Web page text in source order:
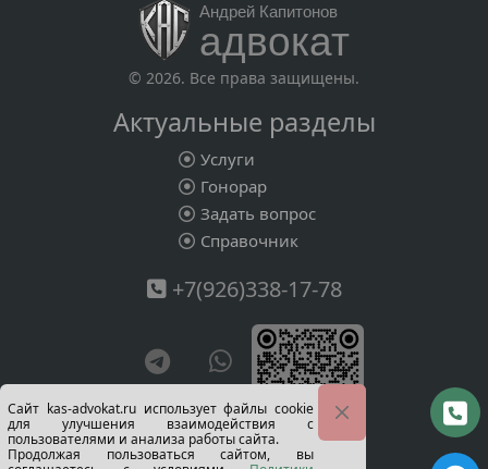
Андрей Капитонов
адвокат
© 2026. Все права защищены.
Актуальные разделы
Услуги
Гонорар
Задать вопрос
Справочник
+7(926)338-17-78
визитка
Сайт kas-advokat.ru использует файлы cookie
для улучшения взаимодействия с
пользователями и анализа работы сайта.
Продолжая пользоваться сайтом, вы